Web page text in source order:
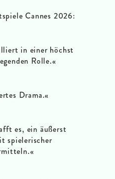
Cannes 2026:
in einer höchst
Rolle.«
Drama.«
es, ein äußerst
spielerischer